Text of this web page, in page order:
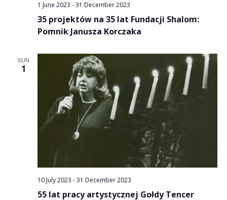
1 June 2023 -31 December 2023
35 projektów na 35 lat Fundacji Shalom:
Pomnik Janusza Korczaka
SUN
1
10 July 2023 -31 December 2023
55 lat pracy artystycznej Gołdy Tencer